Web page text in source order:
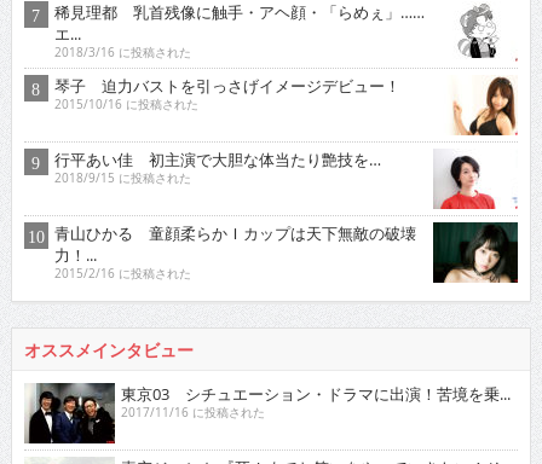
稀見理都 乳首残像に触手・アヘ顔・「らめぇ」……
エ...
2018/3/16 に投稿された
琴子 迫力バストを引っさげイメージデビュー！
2015/10/16 に投稿された
行平あい佳 初主演で大胆な体当たり艶技を…
2018/9/15 に投稿された
青山ひかる 童顔柔らかＩカップは天下無敵の破壊
力！...
2015/2/16 に投稿された
オススメインタビュー
東京03 シチュエーション・ドラマに出演！苦境を乗...
2017/11/16 に投稿された